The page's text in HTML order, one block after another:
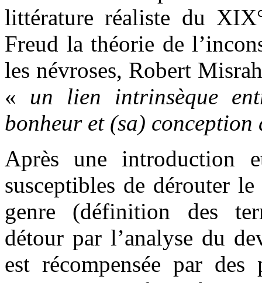
littérature réaliste du
Freud la théorie de
les névroses, Robert
« un lien intrinsèque
bonheur et (sa) conception
Après une introduction
susceptibles de dérouter
genre (définition des
détour par l’analyse du
est récompensée par